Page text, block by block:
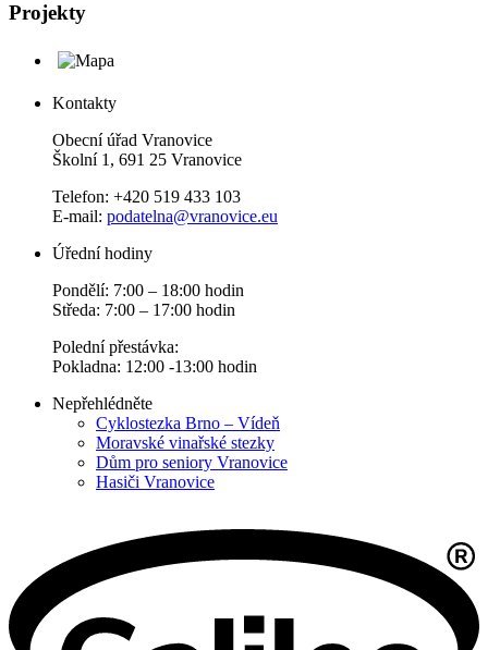
Projekty
Kontakty
Obecní úřad Vranovice
Školní 1, 691 25 Vranovice
Telefon: +420 519 433 103
E-mail: podatelna@vranovice.eu
Úřední hodiny
Pondělí: 7:00 – 18:00 hodin
Středa: 7:00 – 17:00 hodin
Polední přestávka:
Pokladna: 12:00 -13:00 hodin
Nepřehlédněte
Cyklostezka Brno – Vídeň
Moravské vinařské stezky
Dům pro seniory Vranovice
Hasiči Vranovice